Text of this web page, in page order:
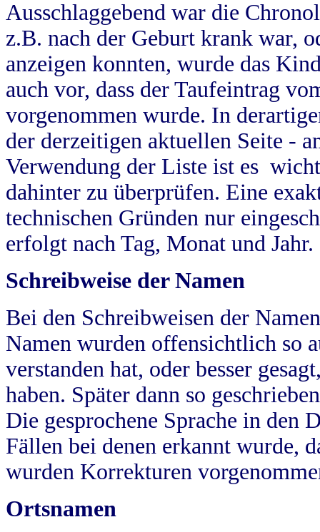
Ausschlaggebend war die
z.B. nach der Geburt krank war,
anzeigen konnten, wurde das
auch vor, dass der Taufeintrag
vorgenommen wurde. In
der derzeitigen aktuellen Seite -
Verwendung der Liste ist es
dahinter zu überprüfen. Eine
technischen Gründen nur
erfolgt nach Tag, Monat und Jahr.
Schreibweise der Namen
Bei den Schreibweisen der
Namen wurden offensichtlich so
verstanden hat, oder besser
haben. Später dann so
Die gesprochene Sprache in
Fällen bei denen erkannt wurde,
wurden Korrekturen
Ortsnamen